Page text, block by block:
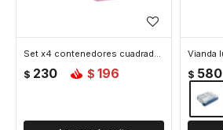
Set x4 contenedores cuadrados apilables - Multicolor
$ 230 $ 196 $ 580